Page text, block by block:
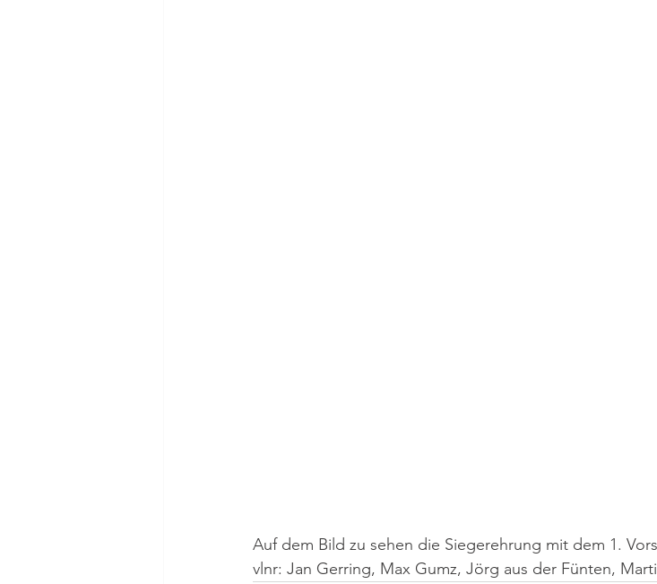
Auf dem Bild zu sehen die Siegerehrung mit dem 1.
vlnr: Jan Gerring, Max Gumz, Jörg aus der Fünten,